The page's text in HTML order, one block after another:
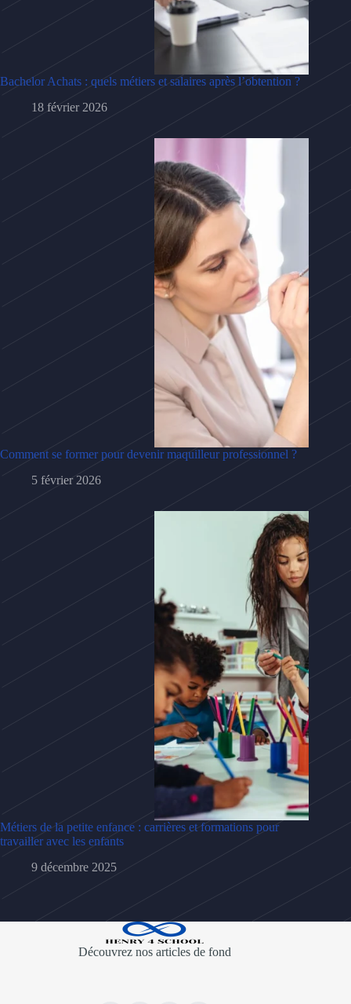
Bachelor Achats : quels métiers et salaires après l’obtention ?
18 février 2026
Comment se former pour devenir maquilleur professionnel ?
5 février 2026
Métiers de la petite enfance : carrières et formations pour
travailler avec les enfants
9 décembre 2025
Découvrez nos articles de fond